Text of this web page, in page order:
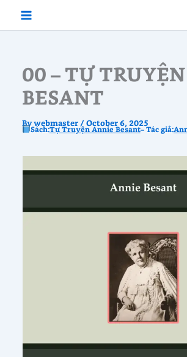
00 – TỰ
BESANT
Bywebmaster /October 6, 2025
Sách:Tự Truyện Annie Besant– Tác giả: